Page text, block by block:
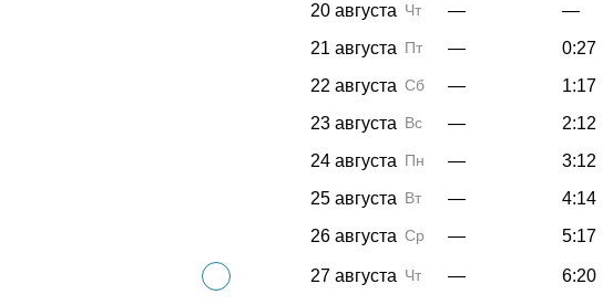
20 августа Чт — —
21 августа Пт — 0:27
22 августа Сб — 1:17
23 августа Вс — 2:12
24 августа Пн — 3:12
25 августа Вт — 4:14
26 августа Ср — 5:17
27 августа Чт — 6:20